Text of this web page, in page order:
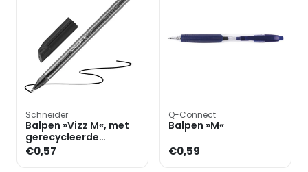
Schneider
Balpen »Vizz M«, met
gerecycleerde
kunststof
€0,57
Q-Connect
Balpen »M«
€0,59